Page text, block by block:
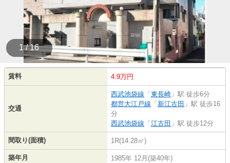
1 / 16
賃料 4.9万円
交通
西武池袋線 「 東長崎 」駅 徒歩6分
都営大江戸線 「 新江古田 」駅 徒歩16
分
西武池袋線 「 江古田 」駅 徒歩12分
間取り(面積) 1R(14.28㎡)
築年月 1985年 12月(築40年)